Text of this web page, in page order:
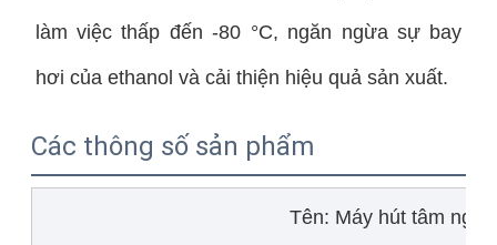
làm việc thấp đến -80 °C, ngăn ngừa sự bay
hơi của ethanol và cải thiện hiệu quả sản xuất.
Các thông số sản phẩm
Tên: Máy hút tâm ngục